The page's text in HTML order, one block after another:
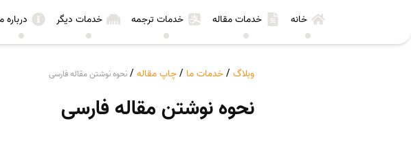
خانه خدمات مقاله خدمات ترجمه خدمات دیگر درباره
وبلاگ /خدمات ما /چاپ مقاله / نحوه نوشتن مقاله فارسی
نحوه نوشتن مقاله فارسی